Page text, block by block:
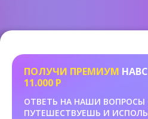
ПОЛУЧИ ПРЕМИУМ
11.000 Р
ОТВЕТЬ НА НАШИ
ПУТЕШЕСТВУЕШЬ И